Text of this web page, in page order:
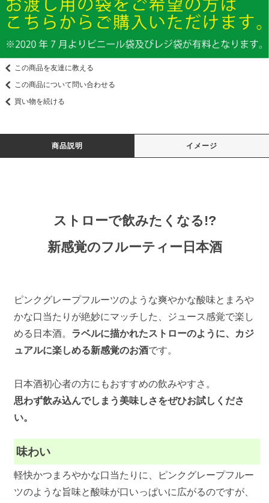
この商品を友達に教える
この商品について問い合わせる
買い物を続ける
商品説明 イメージ
ストローで飲みたくなる!?
新感覚のフルーティー日本酒
ピンクグレープフルーツのような爽やかな酸味とまろや
かな口当たりが絶妙にマッチした、ジュース感覚で楽し
める日本酒。 ラベルに描かれたストローのように、カジ
ュアルに楽しめる新感覚のお酒です。
日本酒初心者の方にもおすすめの飲みやすさ。
思わず飲み込んでしまう美味しさをぜひお試しくださ
い。
味わい
軽快かつまろやかな口当たりに、ピンクグレープフルー
ツのような旨味と酸味が口いっぱいに広がるのですが、